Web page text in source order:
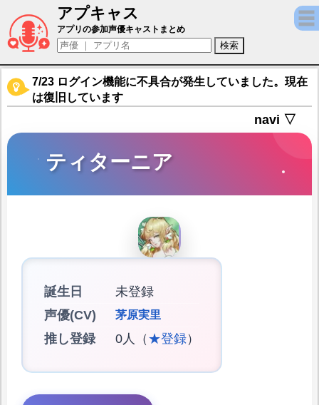
アプキャス
ティターニア（声優：茅原実里)【ミシック
アプリの参加声優キャストまとめ
7/23 ログイン機能に不具合が発生していました。現在
は復旧しています
navi ▽
ティターニア
誕生日
未登録
声優(CV)
茅原実里
推し登録 0人（ ★登録）